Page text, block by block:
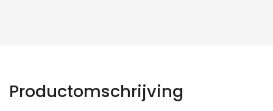
Productomschrijving